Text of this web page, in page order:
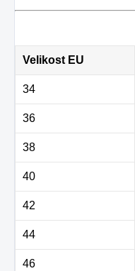
Velikost EU
34
36
38
40
42
44
46